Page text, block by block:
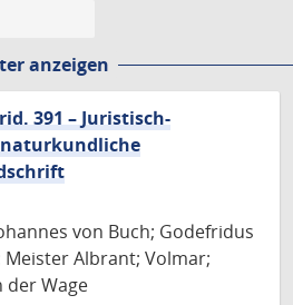
anzeigen
391 – Juristisch-
von Buch; Godefridus
Meister Albrant; Volmar;
der Wage